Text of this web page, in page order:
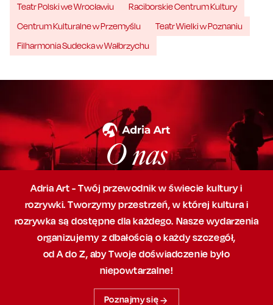
Teatr Polski we Wrocławiu
Raciborskie Centrum Kultury
Centrum Kulturalne w Przemyślu
Teatr Wielki w Poznaniu
Filharmonia Sudecka w Wałbrzychu
O nas
Adria Art - Twój przewodnik w świecie kultury i
rozrywki. Tworzymy przestrzeń,w której kultura i
rozrywka są dostępne dla każdego. Nasze wydarzenia
organizujemy z dbałością o każdy szczegół,
od A do Z, abyTwoje doświadczenie było
niepowtarzalne!
Poznajmy się